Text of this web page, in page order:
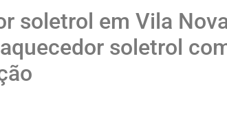
soletrol em Vila
soletrol